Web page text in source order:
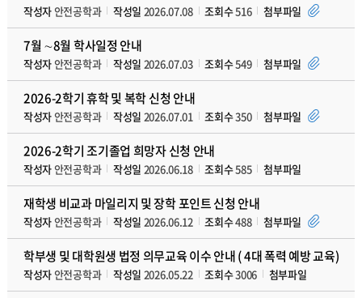
작성자안전공학과 작성일 2026.07.08 조회수516 첨부파일
7월 ∼8월 학사일정 안내
작성자안전공학과 작성일 2026.07.03 조회수549 첨부파일
2026-2학기 휴학 및 복학 신청 안내
작성자안전공학과 작성일 2026.07.01 조회수350 첨부파일
2026-2학기 조기졸업 희망자 신청 안내
작성자안전공학과 작성일 2026.06.18 조회수585 첨부파일
재학생 비교과 마일리지 및 장학 포인트 신청 안내
작성자안전공학과 작성일 2026.06.12 조회수488 첨부파일
학부생 및 대학원생 법정 의무교육 이수 안내 ( 4대 폭력 예방 교육)
작성자안전공학과 작성일 2026.05.22 조회수3006 첨부파일